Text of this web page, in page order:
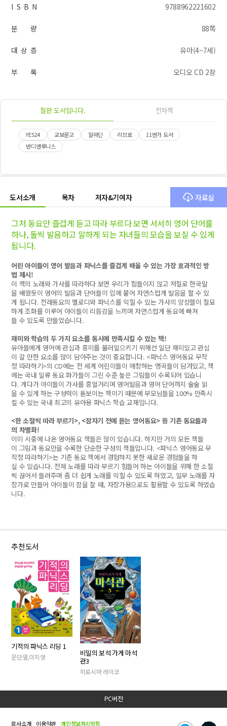
I S B N 9788962221602
분 량 88쪽
대 상 층 유아(4~7세)
부 록 오디오 CD 2장
절판 도서입니다. 전자책
YES24 교보문고 알라딘 리브로
11번가 도서
반디앤루니스
도서소개 목차 저자&기여자 자료실
그저 동요만 즐겁게 듣고 따라 부르다 보면 서서히 영어 단어를
하나, 둘씩 발음하고 말하게 되는 자녀들의 모습을 보실 수 있게
됩니다.
어린 아이들이 영어 발음과 파닉스를 즐겁게 배울 수 있는 가장 효과적인 방
법 제시!
이 책의 노래와 가사를 따라하다 보면 우리가 힘들이지 않고 저절로 한국말
을 배웠듯이 영어의 발음과 단어들이 입에 붙어 자연스럽게 발음을 할 수 있
게 됩니다. 전래동요의 멜로디와 파닉스를 익힐 수 있는 가사의 앙상블이 절묘
하게 조화를 이루어 아이들이 리듬감을 느끼며 자연스럽게 동요에 빠져
들 수 있도록 만들었습니다.
재미와 학습의 두 가지 요소를 동시에 만족시킬 수 있는 책!
유아들에게 영어에 관심과 흥미를 불러일으키기 위해선 일단 재미있고 관심
이 갈 만한 요소를 많이 담아주는 것이 중요합니다. <파닉스 영어동요 무작
정 따라하기>의 CD에는 전 세계 어린이들이 애창하는 명곡들이 담겨있고, 책
에는 국내 일류 동요 화가들이 그린 수준 높은 그림들이 수록되어 있습니
다. 게다가 아이들이 가사를 흥얼거리며 영어발음과 영어 단어까지 술술 읽
을 수 있게 하는 구성력이 돋보이는 책이기 때문에 부모님들을 100% 만족시
킬 수 있는 국내 최고의 유아용 파닉스 학습 교재입니다.
<한 소절씩 따라 부르기>, <잠자기 전에 듣는 영어동요> 등 기존 동요들과
의 차별화!
이미 시중에 나온 영어동요 책들은 많이 있습니다. 하지만 거의 모든 책들
이 그림과 동요만을 수록한 단순한 구성의 책들입니다. <파닉스 영어동요 무
작정 따라하기>는 기존 동요 책에서 경험하지 못한 새로운 경험들을 하
실 수 있습니다. 전체 노래를 따라 부르기 힘들어 하는 아이들을 위해 한 소절
씩 끊어서 들려주며 좀 더 쉽게 노래를 익힐 수 있도록 하였고, 일부 노래를 자
장가로 만들어 아이들이 잠을 잘 때, 자장가용으로도 활용할 수 있도록 하였습
니다.
추천도서
기적의 파닉스 리딩 1
문단열,이지영
비밀의 보석 가게 마석
관3
히로시마 레이코
PC버전
회사소개 이용약관 개인정보처리방침